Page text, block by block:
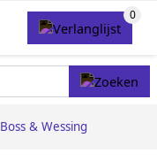
Boss & Wessing